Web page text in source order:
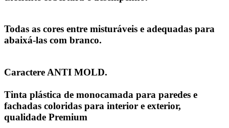
Todas as cores entre misturáveis ​​e adequadas para
abaixá-las com branco.
Caractere ANTI MOLD.
Tinta plástica de monocamada para paredes e
fachadas coloridas para interior e exterior,
qualidade Premium